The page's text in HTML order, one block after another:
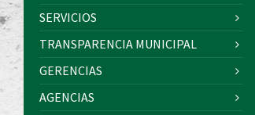
SERVICIOS
TRANSPARENCIA MUNICIPAL
GERENCIAS
AGENCIAS